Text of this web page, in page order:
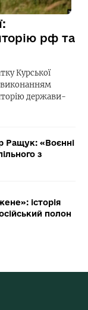
рф та
Курської
виконанням
держави-
Ращук: «Воєнні
з
історія
полон